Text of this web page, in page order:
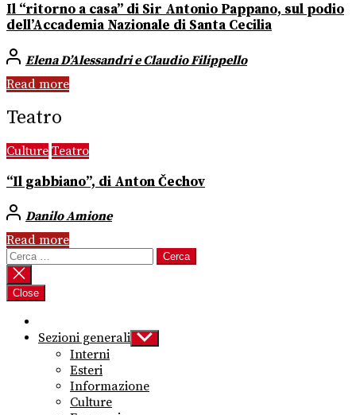
Il “ritorno a casa” di Sir Antonio Pappano, sul podio
dell’Accademia Nazionale di Santa Cecilia
Elena D’Alessandri e Claudio Filippello
Read more
Teatro
Culture Teatro
“Il gabbiano”, di Anton Čechov
Danilo Amione
Read more
Ricerca
per:
Close
Sezioni generali Show
sub
Interni
Esteri
Informazione
Culture